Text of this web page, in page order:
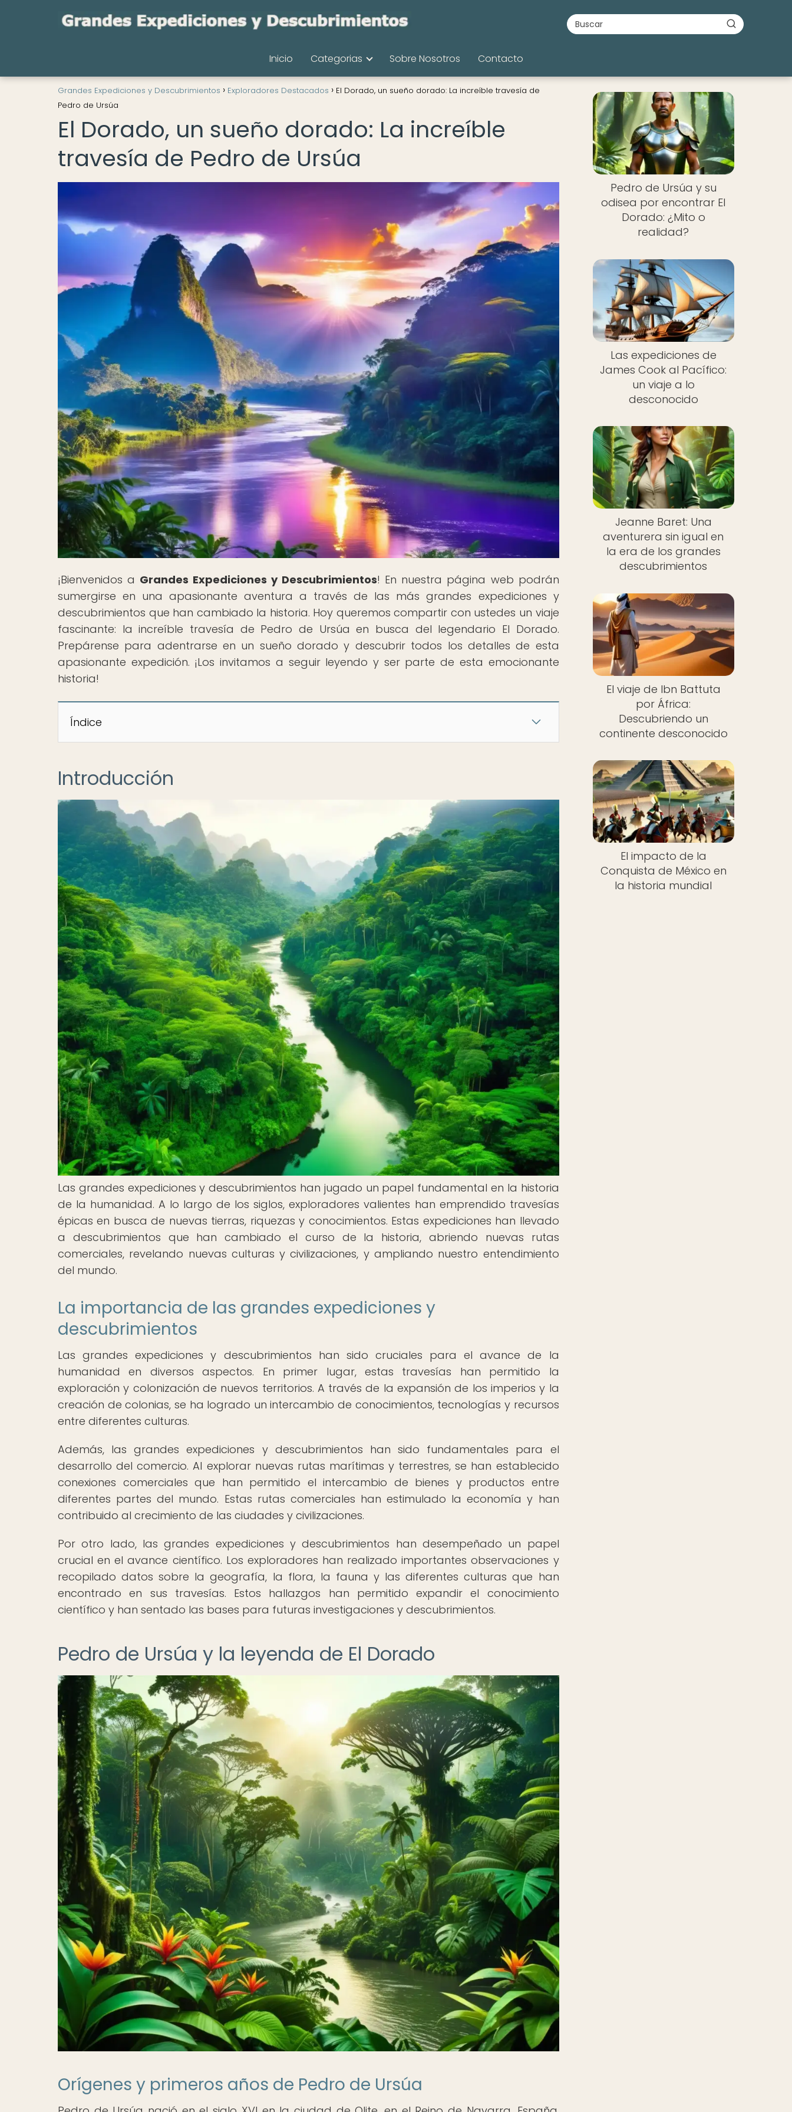
Inicio Categorias Sobre Nosotros Contacto
Grandes Expediciones y Descubrimientos Exploradores Destacados
El Dorado, un sueño dorado: La increíble travesía de
Pedro de Ursúa
El Dorado, un sueño dorado: La increíble
travesía de Pedro de Ursúa
¡Bienvenidos a Grandes Expediciones y Descubrimientos! En nuestra página web podrán
sumergirse en una apasionante aventura a través de las más grandes expediciones y
descubrimientos que han cambiado la historia. Hoy queremos compartir con ustedes un viaje
fascinante: la increíble travesía de Pedro de Ursúa en busca del legendario El Dorado.
Prepárense para adentrarse en un sueño dorado y descubrir todos los detalles de esta
apasionante expedición. ¡Los invitamos a seguir leyendo y ser parte de esta emocionante
historia!
Índice
Introducción
Las grandes expediciones y descubrimientos han jugado un papel fundamental en la historia
de la humanidad. A lo largo de los siglos, exploradores valientes han emprendido travesías
épicas en busca de nuevas tierras, riquezas y conocimientos. Estas expediciones han llevado
a descubrimientos que han cambiado el curso de la historia, abriendo nuevas rutas
comerciales, revelando nuevas culturas y civilizaciones, y ampliando nuestro entendimiento
del mundo.
La importancia de las grandes expediciones y
descubrimientos
Las grandes expediciones y descubrimientos han sido cruciales para el avance de la
humanidad en diversos aspectos. En primer lugar, estas travesías han permitido la
exploración y colonización de nuevos territorios. A través de la expansión de los imperios y la
creación de colonias, se ha logrado un intercambio de conocimientos, tecnologías y recursos
entre diferentes culturas.
Además, las grandes expediciones y descubrimientos han sido fundamentales para el
desarrollo del comercio. Al explorar nuevas rutas marítimas y terrestres, se han establecido
conexiones comerciales que han permitido el intercambio de bienes y productos entre
diferentes partes del mundo. Estas rutas comerciales han estimulado la economía y han
contribuido al crecimiento de las ciudades y civilizaciones.
Por otro lado, las grandes expediciones y descubrimientos han desempeñado un papel
crucial en el avance científico. Los exploradores han realizado importantes observaciones y
recopilado datos sobre la geografía, la flora, la fauna y las diferentes culturas que han
encontrado en sus travesías. Estos hallazgos han permitido expandir el conocimiento
científico y han sentado las bases para futuras investigaciones y descubrimientos.
Pedro de Ursúa y la leyenda de El Dorado
Orígenes y primeros años de Pedro de Ursúa
Pedro de Ursúa y su
odisea por encontrar El
Dorado: ¿Mito o
realidad?
Las expediciones de
James Cook al Pacífico:
un viaje a lo
desconocido
Jeanne Baret: Una
aventurera sin igual en
la era de los grandes
descubrimientos
El viaje de Ibn Battuta
por África:
Descubriendo un
continente desconocido
El impacto de la
Conquista de México en
la historia mundial